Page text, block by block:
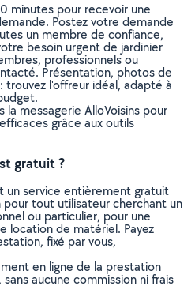
minutes pour recevoir une
Postez votre demande
un membre de confiance,
besoin urgent de jardinier
professionnels ou
Présentation, photos de
trouvez l'offreur idéal, adapté à
messagerie AlloVoisins pour
grâce aux outils
gratuit ?
un service entièrement gratuit
pour tout utilisateur cherchant un
ou particulier, pour une
location de matériel. Payez
fixé par vous,
en ligne de la prestation
aucune commission ni frais